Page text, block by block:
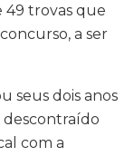
49 trovas que
a ser
seus dois anos
descontraído
com a